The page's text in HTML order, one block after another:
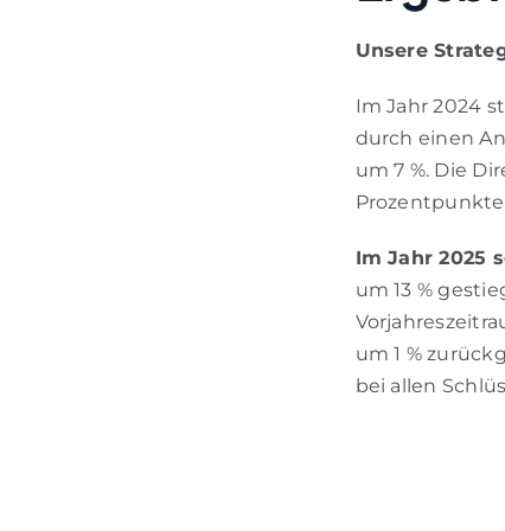
Unsere
Im Jahr 2024
durch einen
um 7 %. Die
Im Jahr 2025
um 13 %
um 1 %
bei allen